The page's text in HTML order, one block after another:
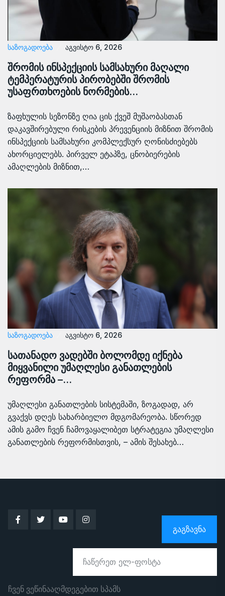
ᲡᲐᲖᲝᲒᲐᲓᲝᲔᲑᲐ აგვისტო 6, 2026
შრომის ინსპექციის სამსახური მაღალი
ტემპერატურის პირობებში შრომის
უსაფრთხოების ნორმების…
ზაფხულის სეზონზე ღია ცის ქვეშ მუშაობასთან
დაკავშირებული რისკების პრევენციის მიზნით შრომის
ინსპექციის სამსახური კომპლექსურ ღონისძიებებს
ახორციელებს. პირველ ეტაპზე, ცნობიერების
ამაღლების მიზნით,…
ᲡᲐᲖᲝᲒᲐᲓᲝᲔᲑᲐ აგვისტო 6, 2026
სათანადო ვადებში ბოლომდე იქნება
მიყვანილი უმაღლესი განათლების
რეფორმა –…
უმაღლესი განათლების სისტემაში, ზოგადად, არ
გვაქვს დღეს სახარბიელო მდგომარეობა. სწორედ
ამის გამო ჩვენ ჩამოვაყალიბეთ სტრატეგია უმაღლესი
განათლების რეფორმისთვის, – ამის შესახებ…
ᲒᲐᲒᲖᲐᲕᲜᲐ
ჩვენ ვეწინააღმდეგებით სპამს